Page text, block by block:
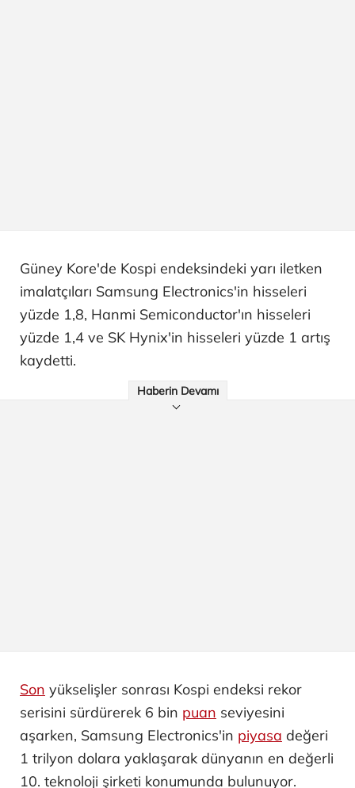
Güney Kore'de Kospi endeksindeki yarı iletken
imalatçıları Samsung Electronics'in hisseleri
yüzde 1,8, Hanmi Semiconductor'ın hisseleri
yüzde 1,4 ve SK Hynix'in hisseleri yüzde 1 artış
kaydetti.
Haberin Devamı
Son yükselişler sonrası Kospi endeksi rekor
serisini sürdürerek 6 bin puan seviyesini
aşarken, Samsung Electronics'in piyasa değeri
1 trilyon dolara yaklaşarak dünyanın en değerli
10. teknoloji şirketi konumunda bulunuyor.